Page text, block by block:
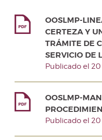
OOSLMP-
CERTEZA Y
TRÁMITE DE
SERVICIO DE
Publicado el
OOSLMP-
Publicado el 20